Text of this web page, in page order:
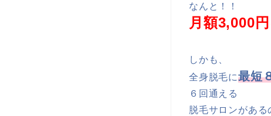
なんと！！
月額3,000円
しかも、
全身脱毛に最短
６回通える
脱毛サロンがある